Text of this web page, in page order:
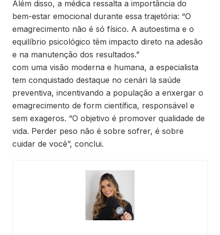
Além disso, a médica ressalta a importância do
bem-estar emocional durante essa trajetória: “O
emagrecimento não é só físico. A autoestima e o
equilíbrio psicológico têm impacto direto na adesão
e na manutenção dos resultados.”
com uma visão moderna e humana, a especialista
tem conquistado destaque no cenári la saúde
preventiva, incentivando a população a enxergar o
emagrecimento de form científica, responsável e
sem exageros. “O objetivo é promover qualidade de
vida. Perder peso não é sobre sofrer, é sobre
cuidar de você”, conclui.